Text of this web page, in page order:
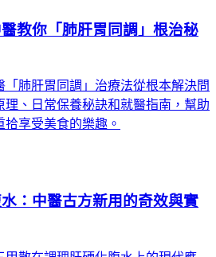
教你「肺肝胃同調」根治秘
「肺肝胃同調」治療法從根本解決問
、日常保養秘訣和就醫指南，幫助
享受美食的樂趣。
：中醫古方新用的奇效與實